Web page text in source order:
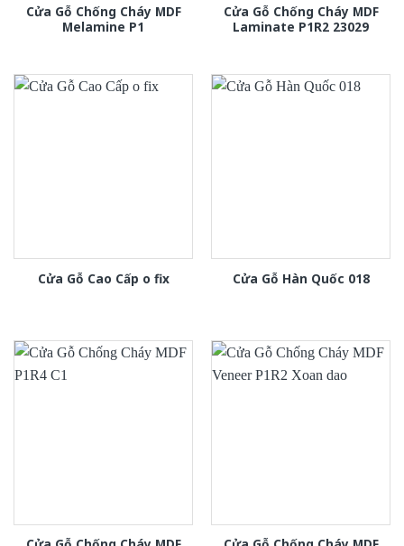
Cửa Gỗ Chống Cháy MDF
Melamine P1
Cửa Gỗ Chống Cháy MDF
Laminate P1R2 23029
Cửa Gỗ Cao Cấp o fix Cửa Gỗ Hàn Quốc 018